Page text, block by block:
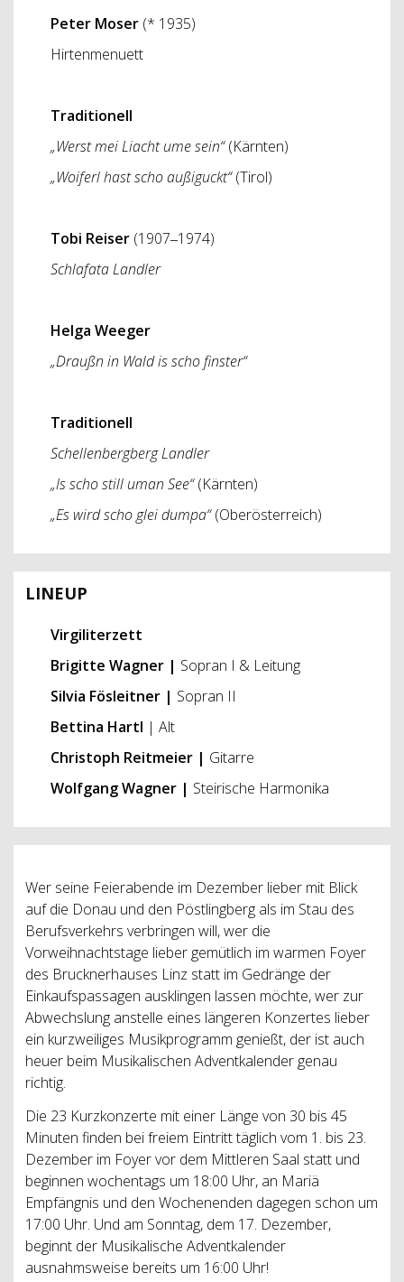
Peter Moser (* 1935)
Hirtenmenuett
Traditionell
„Werst mei Liacht ume sein“(Kärnten)
„Woiferl hast scho außiguckt“(Tirol)
Tobi Reiser (1907‒1974)
Schlafata Landler
Helga Weeger
„Draußn in Wald is scho finster“
Traditionell
Schellenbergberg Landler
„Is scho still uman See“(Kärnten)
„Es wird scho glei dumpa“(Oberösterreich)
LINEUP
Virgiliterzett
Brigitte Wagner | Sopran I & Leitung
Silvia Fösleitner | Sopran II
Bettina Hartl | Alt
Christoph Reitmeier | Gitarre
Wolfgang Wagner | Steirische Harmonika
Wer seine Feierabende im Dezember lieber mit Blick
auf die Donau und den Pöstlingberg als im Stau des
Berufsverkehrs verbringen will, wer die
Vorweihnachtstage lieber gemütlich im warmen Foyer
des Brucknerhauses Linz statt im Gedränge der
Einkaufspassagen ausklingen lassen möchte, wer zur
Abwechslung anstelle eines längeren Konzertes lieber
ein kurzweiliges Musikprogramm genießt, der ist auch
heuer beim Musikalischen Adventkalender genau
richtig.
Die 23 Kurzkonzerte mit einer Länge von 30 bis 45
Minuten finden bei freiem Eintritt täglich vom 1. bis 23.
Dezember im Foyer vor dem Mittleren Saal statt und
beginnen wochentags um 18:00 Uhr, an Mariä
Empfängnis und den Wochenenden dagegen schon um
17:00 Uhr. Und am Sonntag, dem 17. Dezember,
beginnt der Musikalische Adventkalender
ausnahmsweise bereits um 16:00 Uhr!